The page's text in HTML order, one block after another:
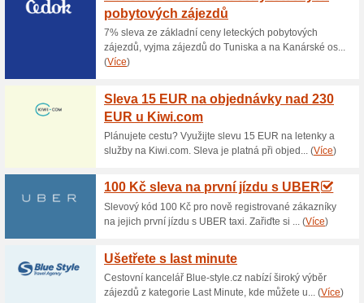
Aktuální slevy a
Výkup autobaterií v
100% fungovalo Akce
Bonatrade zaplatí ihned v
vykupují v provozovně